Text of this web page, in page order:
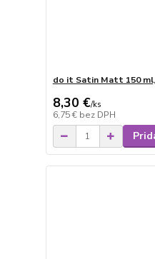
do it Satin Matt 150
8,30 €/ks
6,75 € bez DPH